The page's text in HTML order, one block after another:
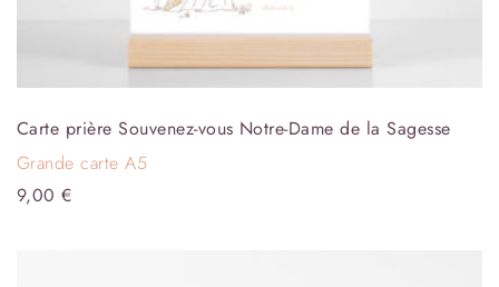
Carte prière Souvenez-vous Notre-Dame de la Sagesse
Grande carte A5
9,00€